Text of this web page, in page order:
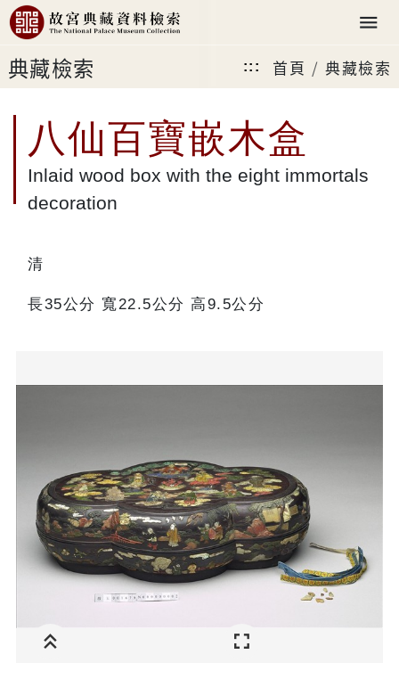
典藏檢索 ::: 首頁 典藏檢索
八仙百寶嵌木盒
Inlaid wood box with the eight immortals
decoration
清
長35公分 寬22.5公分 高9.5公分